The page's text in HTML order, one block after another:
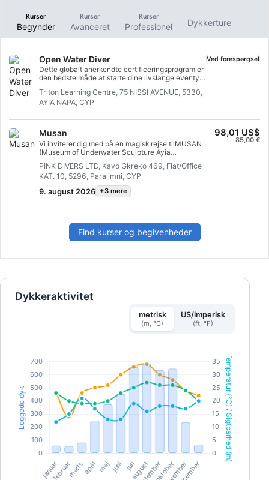
Kurser
Begynder
Kurser
Avanceret
Kurser
Professionel Dykkerture
Open Water Diver
Dette globalt anerkendte certificeringsprogram er
den bedste måde at starte dine livslange eventyr
som certificeret dykker på. Personlig træning
kombineres med praktiske øvelser i vandet for at
sikre, at du får de færdigheder og den erfaring, der
vil opnå SSI Open Water Diver-certificeringen.
Triton Learning Centre, 75 NISSI AVENUE, 5330,
AYIA NAPA, CYP
Ved forespørgsel
Musan
Vi inviterer dig med på en magisk rejse tilMUSAN
(Museum of Underwater Sculpture Ayia
skulpturskov skabt af Jason deCaires Taylor.Dette
enestående museum ligger på en dybde på blot 8–10
meter, hvilket gør det ideelt for alle – fra begyndere
(selv til en grundlæggende introduktion) til erfarne
af havets dyreliv.Dybde: 8–10 m (lavt, sikkert og med
fremragende sigtbarhed).Attraktioner: En
surrealistisk skov, en mystisk atmosfære, et
får du: Omsorg fra en polsk instruktør fra Pink Divers
PINK DIVERS LTD, Kavo Gkreko 469, Flat/Office
KAT. 10, 5296, Paralimni, CYP
9. august 2026 +3 mere
98,01 US$
85,00 €
Find kurser og begivenheder
Dykkeraktivitet
metrisk
(m, °C)
US/imperisk
(ft, °F)